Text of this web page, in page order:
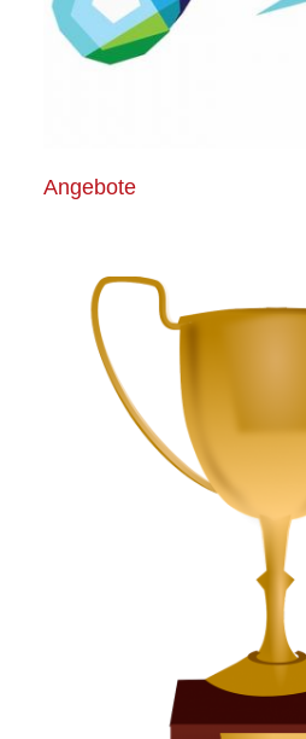
Angebote